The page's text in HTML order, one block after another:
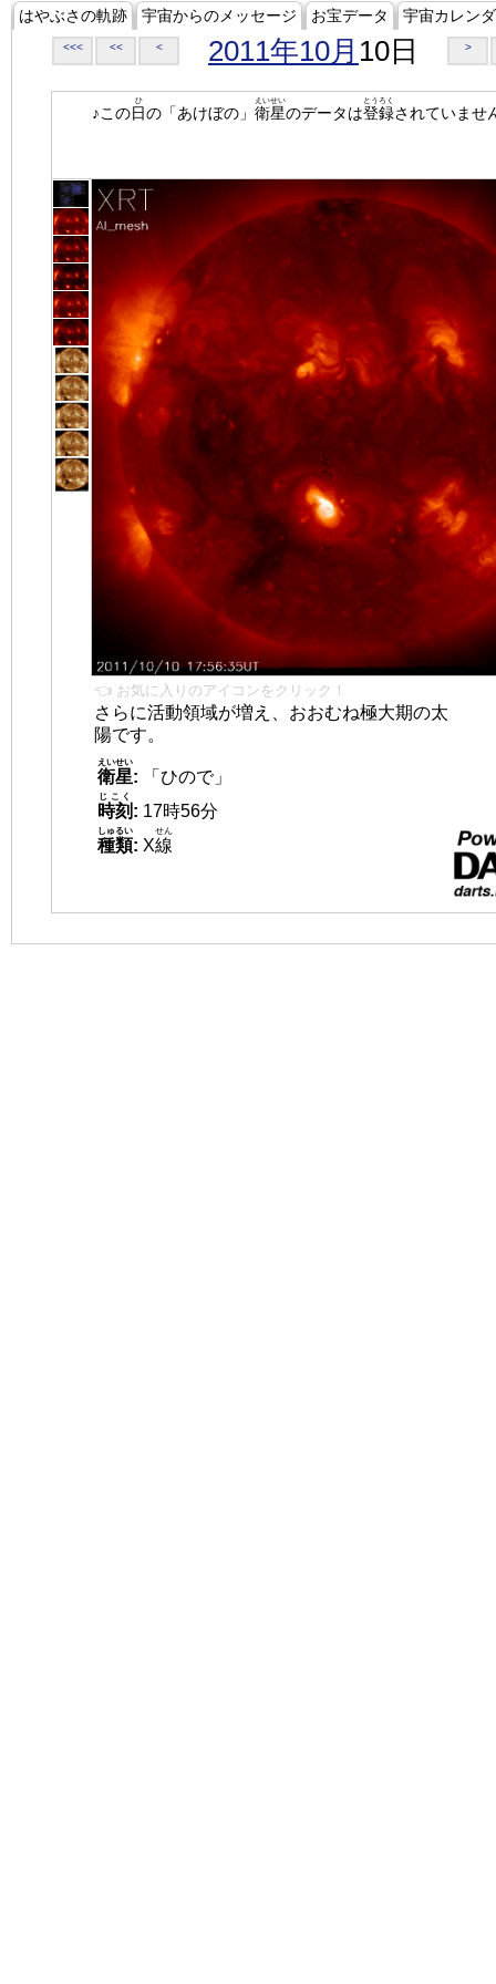
はやぶさの軌跡 宇宙からのメッセージ お宝データ 宇宙カレン
<<< << < 2011年10月 10日 >
♪この日
ひ
の「あけぼの」 衛星
えいせい
のデータは登録
とうろく
されていませ
👈 お気に入りのアイコンをクリック！
さらに活動領域が増え、おおむね極大期の太
陽です。
衛星
えいせい
:
「ひので」
時刻
じこく
: 17時56分
種類
しゅるい
: X線
せん